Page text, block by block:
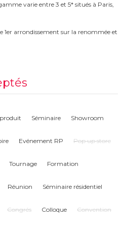
varie entre 3 et 5* situés à Paris,
1er arrondissement sur la renommée et
du musée du Louvre, l’hôtel vous
dans un univers unique et
surprises : Son bar caché et unique à
restaurants qui vous feront voyager,
Palazzo et les nouvelles chambres
d'exception, nous avons le plaisir de
sur l'hébergement.
Séminaire Showroom
Evénement RP Pop up store
Tournage Formation
Réunion Séminaire résidentiel
Congrés Colloque Convention